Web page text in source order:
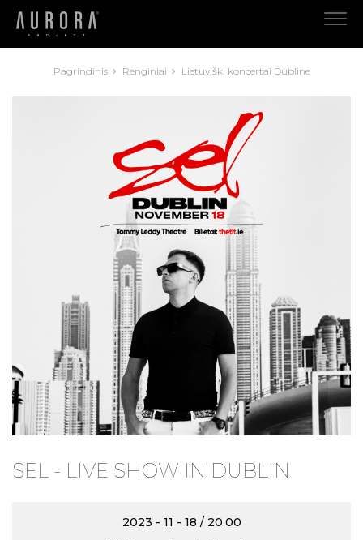
Pagrindinis Renginiai Lietuviški koncertai Dubline
SEL - LIVE SHOW IN DUBLIN
2023 - 11 - 18 / 20.00